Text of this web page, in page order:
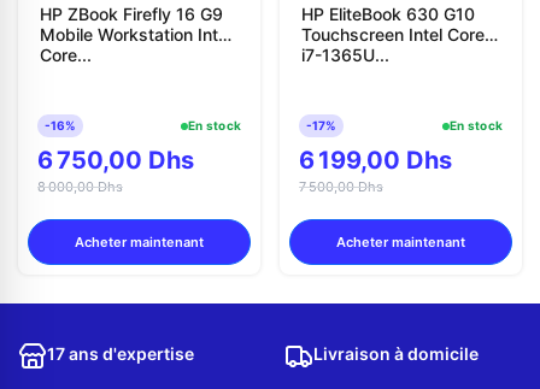
HP ZBook Firefly 16 G9
Mobile Workstation Intel
Core...
-16% En stock
6 750,00 Dhs
8 000,00 Dhs
Acheter maintenant
HP EliteBook 630 G10
Touchscreen Intel Core
i7-1365U...
-17% En stock
6 199,00 Dhs
7 500,00 Dhs
Acheter maintenant
17 ans d'expertise Livraison à domicile